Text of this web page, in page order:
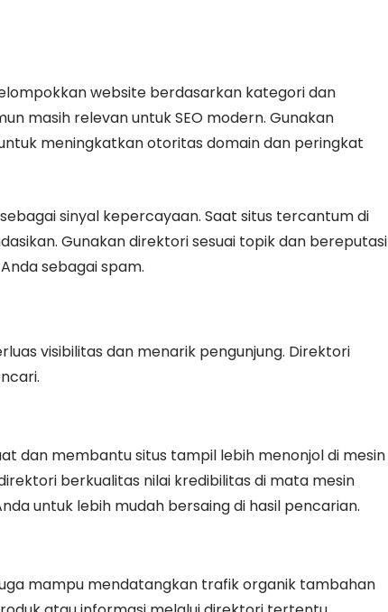
website berdasarkan kategori dan
masih relevan untuk SEO modern. Gunakan
meningkatkan otoritas domain dan peringkat
sinyal kepercayaan. Saat situs tercantum di
Gunakan direktori sesuai topik dan bereputasi
sebagai spam.
visibilitas dan menarik pengunjung. Direktori
dan membantu situs tampil lebih menonjol di mesin
berkualitas nilai kredibilitas di mata mesin
untuk lebih mudah bersaing di hasil pencarian.
mampu mendatangkan trafik organik tambahan